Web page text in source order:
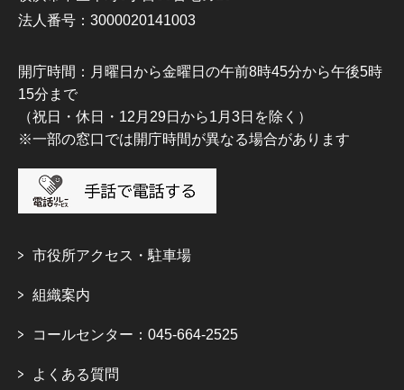
法人番号：3000020141003
開庁時間：月曜日から金曜日の午前8時45分から午後5時
15分まで
（祝日・休日・12月29日から1月3日を除く）
※一部の窓口では開庁時間が異なる場合があります
市役所アクセス・駐車場
組織案内
コールセンター：045-664-2525
よくある質問